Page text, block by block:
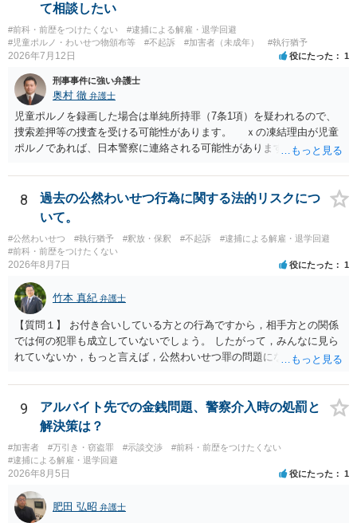
て相談したい
#前科・前歴をつけたくない
#逮捕による解雇・退学回避
#児童ポルノ・わいせつ物頒布等
#不起訴 #加害者（未成年） #執行猶予
2026年7月12日 役にたった 1
刑事事件に強い弁護士
奥村 徹 弁護士
児童ポルノを録画した場合は単純所持罪（7条1項）を疑われるので、
捜索差押等の捜査を受ける可能性があります。 ｘの凍結理由が児童
ポルノであれば、日本警察に連絡される可能性があります。 対応と
るなり、警察に相談するなり、検討してください
8
過去の公然わいせつ行為に関する法的リスクにつ
いて。
#公然わいせつ #執行猶予 #釈放・保釈 #不起訴
#逮捕による解雇・退学回避
#前科・前歴をつけたくない
2026年8月7日 役にたった 1
竹本 真紀 弁護士
【質問１】 お付き合いしている方との行為ですから，相手方との関係
では何の犯罪も成立していないでしょう。 したがって，みんなに見ら
れていないか，もっと言えば，公然わいせつ罪の問題にならないかの
然性は，不特定又は多数の方が認識できる状態か否かで判断されま
す。 本件は，車の中という閉鎖された空間で行っており，不特定又は
多数の方が認識するのは困難な状態ですから，公然性はないと思いま
す。 また，意図的に示そうとする故意が必要ですが，本件では，通過
する車両があると服を着ている（わいせつな状態をなくしている）の
ですから，むしろ見られないようにしており，故意が認められること
査の対象になることはありません。 警察から連絡がくることもないで
しょう。 【質問２】 見せようと思っていないことは，服を着たりする
9
アルバイト先での金銭問題、警察介入時の処罰と
解決策は？
#加害者 #万引き・窃盗罪 #示談交渉
#前科・前歴をつけたくない
#逮捕による解雇・退学回避
2026年8月5日 役にたった 1
肥田 弘昭 弁護士